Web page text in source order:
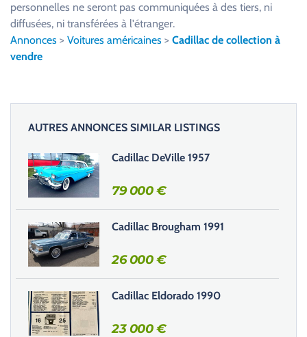
e
s
e
r
c
e
c
h
a
m
p
v
i
personnelles ne seront pas communiquées à des tiers, ni
diffusées, ni transférées à l'étranger.
Annonces > Voitures américaines > Cadillac de collection à
vendre
AUTRES ANNONCES SIMILAR LISTINGS
Cadillac DeVille 1957
79 000€
Cadillac Brougham 1991
26 000€
Cadillac Eldorado 1990
23 000€